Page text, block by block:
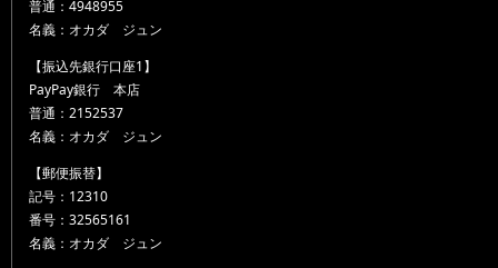
普通：4948955
名義：オカダ ジュン
【振込先銀行口座1】
PayPay銀行 本店
普通：2152537
名義：オカダ ジュン
【郵便振替】
記号：12310
番号：32565161
名義：オカダ ジュン